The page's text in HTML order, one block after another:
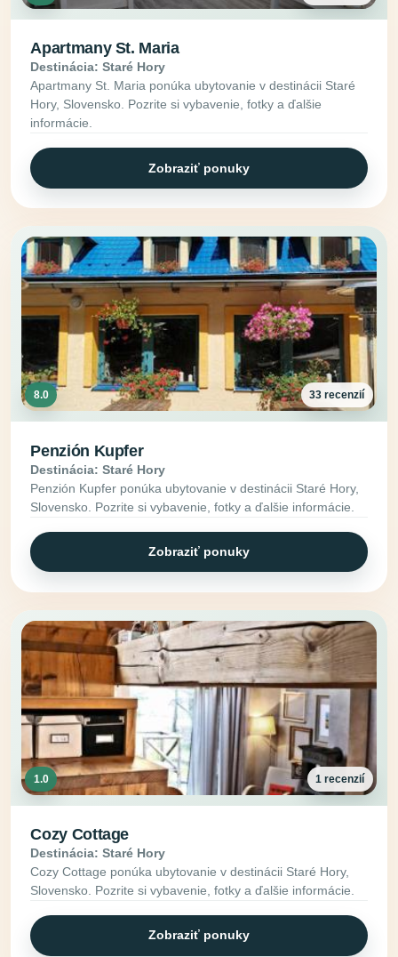
Apartmany St. Maria
Destinácia: Staré Hory
Apartmany St. Maria ponúka ubytovanie v destinácii Staré
Hory, Slovensko. Pozrite si vybavenie, fotky a ďalšie
informácie.
Zobraziť ponuky
8.0 33 recenzií
Penzión Kupfer
Destinácia: Staré Hory
Penzión Kupfer ponúka ubytovanie v destinácii Staré Hory,
Slovensko. Pozrite si vybavenie, fotky a ďalšie informácie.
Zobraziť ponuky
1.0 1 recenzií
Cozy Cottage
Destinácia: Staré Hory
Cozy Cottage ponúka ubytovanie v destinácii Staré Hory,
Slovensko. Pozrite si vybavenie, fotky a ďalšie informácie.
Zobraziť ponuky